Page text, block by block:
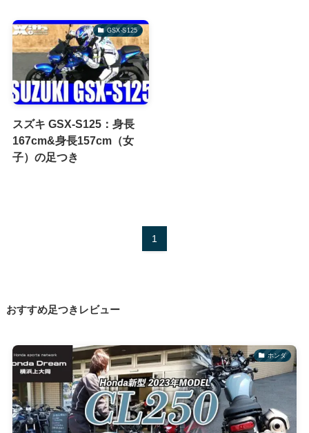
GSX-S125
スズキ GSX-S125：身長
167cm&身長157cm（女
子）の足つき
1
おすすめ足つきレビュー
ホンダ